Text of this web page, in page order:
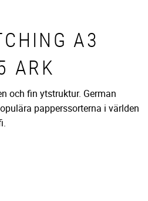
A3
ARK
och fin ytstruktur. German
papperssorterna i världen